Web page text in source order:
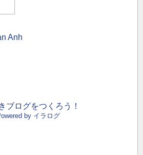
Anh
ブログをつくろう！
by イラログ